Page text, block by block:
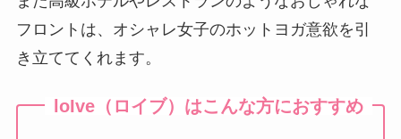
フロントは、オシャレ女子のホットヨガ意欲を引
き立ててくれます。
loIve（ロイブ）はこんな方におすすめ